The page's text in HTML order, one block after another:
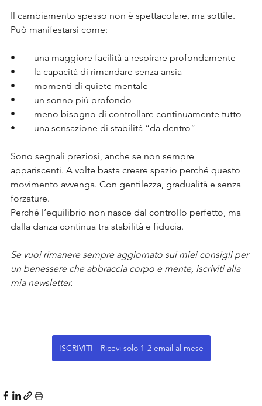
Il cambiamento spesso non è spettacolare, ma sottile.
Può manifestarsi come:
•	una maggiore facilità a respirare profondamente
•	la capacità di rimandare senza ansia
•	momenti di quiete mentale
•	un sonno più profondo
•	meno bisogno di controllare continuamente tutto
•	una sensazione di stabilità “da dentro”
Sono segnali preziosi, anche se non sempre
appariscenti. A volte basta creare spazio perché questo
movimento avvenga. Con gentilezza, gradualità e senza
forzature.
Perché l’equilibrio non nasce dal controllo perfetto, ma
dalla danza continua tra stabilità e fiducia.
Se vuoi rimanere sempre aggiornato sui miei consigli per
un benessere che abbraccia corpo e mente, iscriviti alla
mia newsletter.
ISCRIVITI - Ricevi solo 1-2 email al mese